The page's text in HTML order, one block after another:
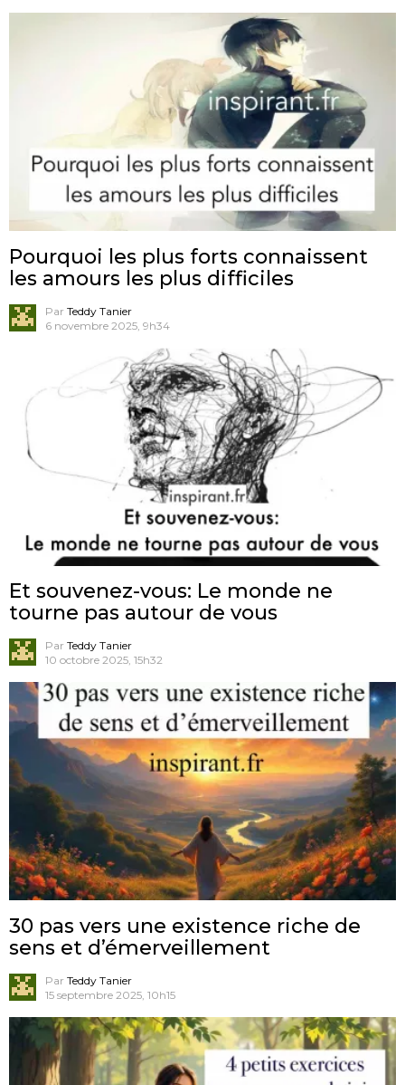
Pourquoi les plus forts connaissent
les amours les plus difficiles
Par Teddy Tanier
6 novembre 2025, 9h34
Et souvenez-vous: Le monde ne
tourne pas autour de vous
Par Teddy Tanier
10 octobre 2025, 15h32
30 pas vers une existence riche de
sens et d’émerveillement
Par Teddy Tanier
15 septembre 2025, 10h15